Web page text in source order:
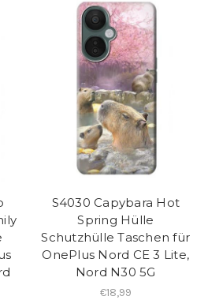
S4030 Capybara Hot
Spring Hülle
Schutzhülle Taschen für
OnePlus Nord CE 3 Lite,
Nord N30 5G
€18,99